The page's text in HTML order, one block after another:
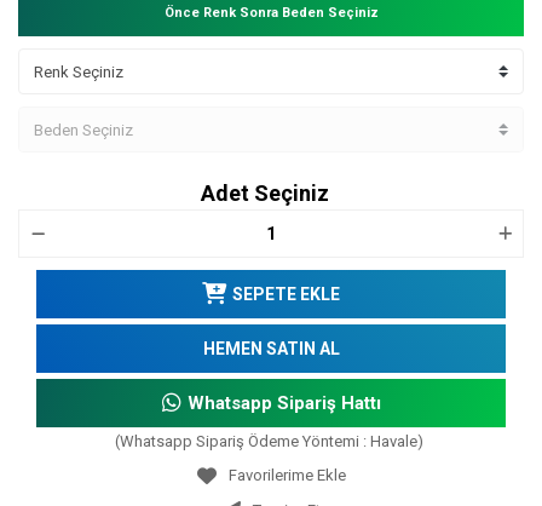
Önce Renk Sonra Beden Seçiniz
Adet Seçiniz
SEPETE EKLE
HEMEN SATIN AL
Whatsapp Sipariş Hattı
(Whatsapp Sipariş Ödeme Yöntemi : Havale)